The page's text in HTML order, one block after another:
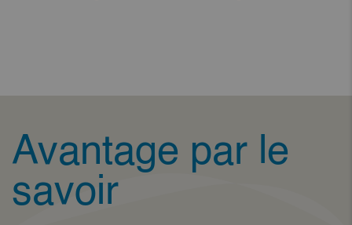
Avantage par le
savoir